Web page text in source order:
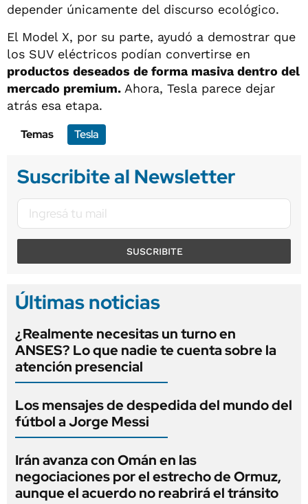
depender únicamente del discurso ecológico.
El Model X, por su parte, ayudó a demostrar que
los SUV eléctricos podían convertirse en
productos deseados de forma masiva dentro del
mercado premium. Ahora, Tesla parece dejar
atrás esa etapa.
Temas
Tesla
Suscribite al Newsletter
SUSCRIBITE
Últimas noticias
¿Realmente necesitas un turno en
ANSES? Lo que nadie te cuenta sobre la
atención presencial
Los mensajes de despedida del mundo del
fútbol a Jorge Messi
Irán avanza con Omán en las
negociaciones por el estrecho de Ormuz,
aunque el acuerdo no reabrirá el tránsito